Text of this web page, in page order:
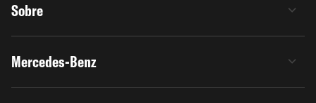
Sobre
Mercedes-Benz